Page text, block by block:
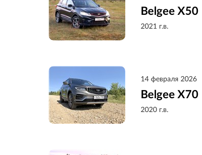
Belgee X50
2021 г.в.
14 февраля 2026
Belgee X70
2020 г.в.